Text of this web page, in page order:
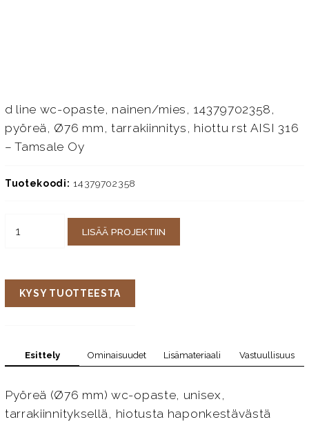
d line wc-opaste, nainen/mies, 14379702358,
pyöreä, Ø76 mm, tarrakiinnitys, hiottu rst AISI 316
– Tamsale Oy
Tuotekoodi: 14379702358
LISÄÄ PROJEKTIIN
KYSY TUOTTEESTA
Esittely Ominaisuudet Lisämateriaali Vastuullisuus
Pyöreä (Ø76 mm) wc-opaste, unisex,
tarrakiinnityksellä, hiotusta haponkestävästä